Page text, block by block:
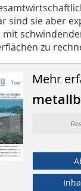
sind sie aber
zu
Mehr